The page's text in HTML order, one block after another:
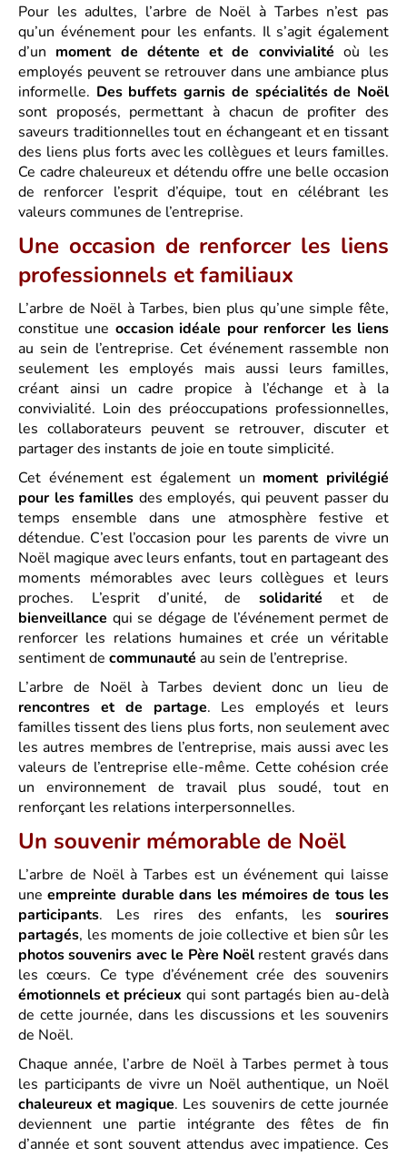
Pour les adultes, l’arbre de Noël à Tarbes n’est pas
qu’un événement pour les enfants. Il s’agit également
d’un moment de détente et de convivialité où les
employés peuvent se retrouver dans une ambiance plus
informelle. Des buffets garnis de spécialités de Noël
sont proposés, permettant à chacun de profiter des
saveurs traditionnelles tout en échangeant et en tissant
des liens plus forts avec les collègues et leurs familles.
Ce cadre chaleureux et détendu offre une belle occasion
de renforcer l’esprit d’équipe, tout en célébrant les
valeurs communes de l’entreprise.
Une occasion de renforcer les liens
professionnels et familiaux
L’arbre de Noël à Tarbes, bien plus qu’une simple fête,
constitue une occasion idéale pour renforcer les liens
au sein de l’entreprise. Cet événement rassemble non
seulement les employés mais aussi leurs familles,
créant ainsi un cadre propice à l’échange et à la
convivialité. Loin des préoccupations professionnelles,
les collaborateurs peuvent se retrouver, discuter et
partager des instants de joie en toute simplicité.
Cet événement est également un moment privilégié
pour les familles des employés, qui peuvent passer du
temps ensemble dans une atmosphère festive et
détendue. C’est l’occasion pour les parents de vivre un
Noël magique avec leurs enfants, tout en partageant des
moments mémorables avec leurs collègues et leurs
proches. L’esprit d’unité, desolidarité et de
bienveillance qui se dégage de l’événement permet de
renforcer les relations humaines et crée un véritable
sentiment de communauté au sein de l’entreprise.
L’arbre de Noël à Tarbes devient donc un lieu de
rencontres et de partage. Les employés et leurs
familles tissent des liens plus forts, non seulement avec
les autres membres de l’entreprise, mais aussi avec les
valeurs de l’entreprise elle-même. Cette cohésion crée
un environnement de travail plus soudé, tout en
renforçant les relations interpersonnelles.
Un souvenir mémorable de Noël
L’arbre de Noël à Tarbes est un événement qui laisse
uneempreinte durable dans les mémoires de tous les
participants. Les rires des enfants, les sourires
partagés, les moments de joie collective et bien sûr les
photos souvenirs avec le Père Noëlrestent gravés dans
les cœurs. Ce type d’événement crée des souvenirs
émotionnels et précieux qui sont partagés bien au-delà
de cette journée, dans les discussions et les souvenirs
de Noël.
Chaque année, l’arbre de Noël à Tarbes permet à tous
les participants de vivre un Noël authentique, un Noël
chaleureux et magique. Les souvenirs de cette journée
deviennent une partie intégrante des fêtes de fin
d’année et sont souvent attendus avec impatience. Ces